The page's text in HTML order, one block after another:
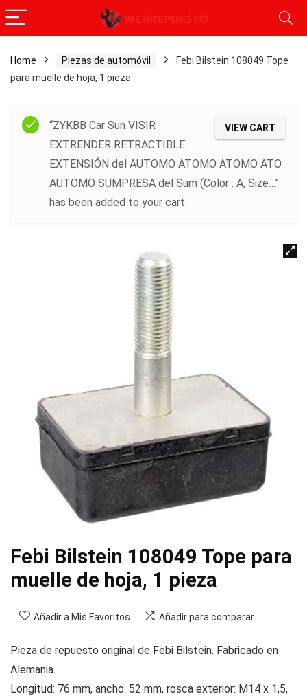
Home Piezas de automóvil
Febi Bilstein 108049 Tope
para muelle de hoja, 1 pieza
VIEW CART
“ZYKBB Car Sun VISIR
EXTRENDER RETRACTIBLE
EXTENSIÓN del AUTOMO ATOMO ATOMO ATO
AUTOMO SUMPRESA del Sum (Color : A, Size…”
has been added to your cart.
Febi Bilstein 108049 Tope para
muelle de hoja, 1 pieza
Añadir a Mis Favoritos Añadir para comparar
Pieza de repuesto original de Febi Bilstein. Fabricado en
Alemania.
Longitud: 76 mm, ancho: 52 mm, rosca exterior: M14 x 1,5,